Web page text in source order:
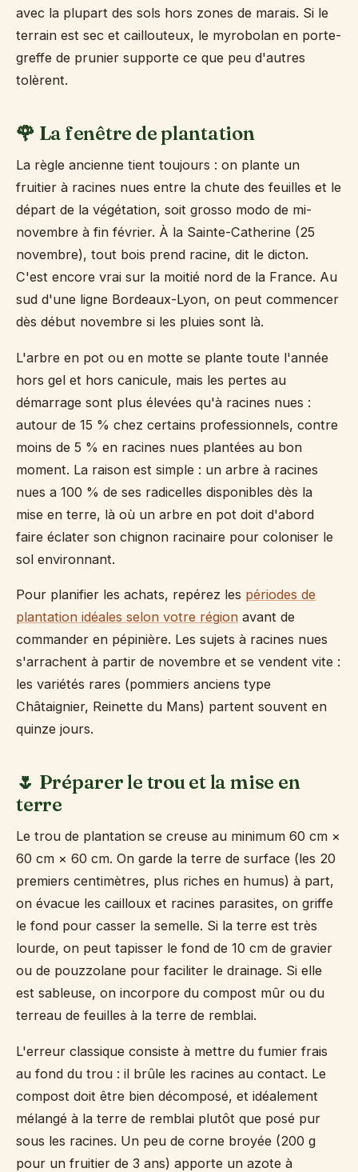
avec la plupart des sols hors zones de marais. Si le
terrain est sec et caillouteux, le myrobolan en porte-
greffe de prunier supporte ce que peu d'autres
tolèrent.
🌹 La fenêtre de plantation
La règle ancienne tient toujours : on plante un
fruitier à racines nues entre la chute des feuilles et le
départ de la végétation, soit grosso modo de mi-
novembre à fin février. À la Sainte-Catherine (25
novembre), tout bois prend racine, dit le dicton.
C'est encore vrai sur la moitié nord de la France. Au
sud d'une ligne Bordeaux-Lyon, on peut commencer
dès début novembre si les pluies sont là.
L'arbre en pot ou en motte se plante toute l'année
hors gel et hors canicule, mais les pertes au
démarrage sont plus élevées qu'à racines nues :
autour de 15 % chez certains professionnels, contre
moins de 5 % en racines nues plantées au bon
moment. La raison est simple : un arbre à racines
nues a 100 % de ses radicelles disponibles dès la
mise en terre, là où un arbre en pot doit d'abord
faire éclater son chignon racinaire pour coloniser le
sol environnant.
Pour planifier les achats, repérez les périodes de
plantation idéales selon votre région avant de
commander en pépinière. Les sujets à racines nues
s'arrachent à partir de novembre et se vendent vite :
les variétés rares (pommiers anciens type
Châtaignier, Reinette du Mans) partent souvent en
quinze jours.
🌷 Préparer le trou et la mise en
terre
Le trou de plantation se creuse au minimum 60 cm ×
60 cm × 60 cm. On garde la terre de surface (les 20
premiers centimètres, plus riches en humus) à part,
on évacue les cailloux et racines parasites, on griffe
le fond pour casser la semelle. Si la terre est très
lourde, on peut tapisser le fond de 10 cm de gravier
ou de pouzzolane pour faciliter le drainage. Si elle
est sableuse, on incorpore du compost mûr ou du
terreau de feuilles à la terre de remblai.
L'erreur classique consiste à mettre du fumier frais
au fond du trou : il brûle les racines au contact. Le
compost doit être bien décomposé, et idéalement
mélangé à la terre de remblai plutôt que posé pur
sous les racines. Un peu de corne broyée (200 g
pour un fruitier de 3 ans) apporte un azote à